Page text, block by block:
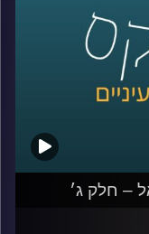
התאים
קבוצתה
הכימיה,
– חלק ג׳